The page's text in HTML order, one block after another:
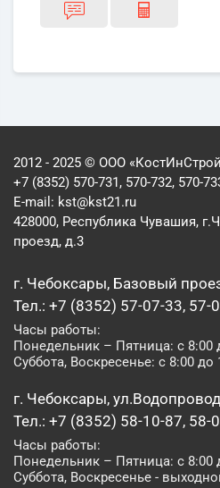
2012 - 2025 © ООО
+7 (8352) 570-731, 570-732, 570-
E-mail: kst@kst21.ru
428000, Республика Чувашия,
проезд, д.3
г. Чебоксары, Базовый
Тел.: +7 (8352) 57-07-33, 57-
Часы работы:
Понедельник – Пятница: с 8:00
Суббота, Воскресенье: с 8:00 до
г. Чебоксары,
Тел.: +7 (8352) 58-10-87, 58-
Часы работы:
Понедельник – Пятница: с 8:00
Суббота, Воскресенье -